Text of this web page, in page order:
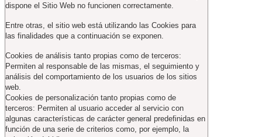
dispone el Sitio Web no funcionen correctamente.
Entre otras, el sitio web está utilizando las Cookies para
las finalidades que a continuación se exponen.
Cookies de análisis tanto propias como de terceros:
Permiten al responsable de las mismas, el seguimiento y
análisis del comportamiento de los usuarios de los sitios
web.
Cookies de personalización tanto propias como de
terceros: Permiten al usuario acceder al servicio con
algunas características de carácter general predefinidas en
función de una serie de criterios como, por ejemplo, la